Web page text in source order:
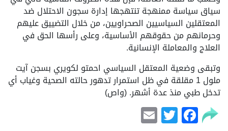
سياق سياسة ممنهجة تنتهجها إدارة سجون الاحتلال ضد
المعتقلين السياسيين الصحراويين، من خلال التضييق عليهم
وحرمانهم من حقوقهم الأساسية، وعلى رأسها الحق في
العلاج والمعاملة الإنسانية.
وتبقى وضعية المعتقل السياسي احمتو لكويري بسجن آيت
ملول 1 مقلقة في ظل استمرار تدهور حالته الصحية وغياب أي
تدخل طبي منذ عدة أشهر. (واص)
Facebook
Twitter